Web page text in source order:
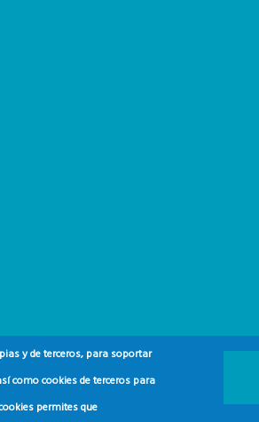
y de terceros, para soportar
como cookies de terceros para
permites que